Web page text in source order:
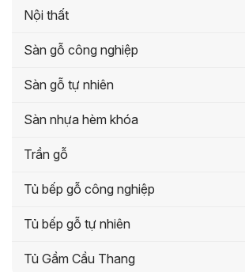
Nội thất
Sàn gỗ công nghiệp
Sàn gỗ tự nhiên
Sàn nhựa hèm khóa
Trần gỗ
Tủ bếp gỗ công nghiệp
Tủ bếp gỗ tự nhiên
Tủ Gầm Cầu Thang